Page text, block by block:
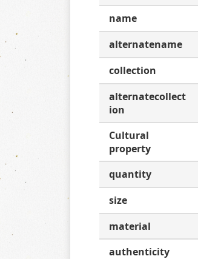
name
alternatename
collection
alternatecollect
ion
Cultural
property
quantity
size
material
authenticity